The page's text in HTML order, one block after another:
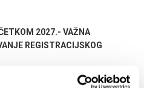
2027.- VAŽNA
REGISTRACIJSKOG